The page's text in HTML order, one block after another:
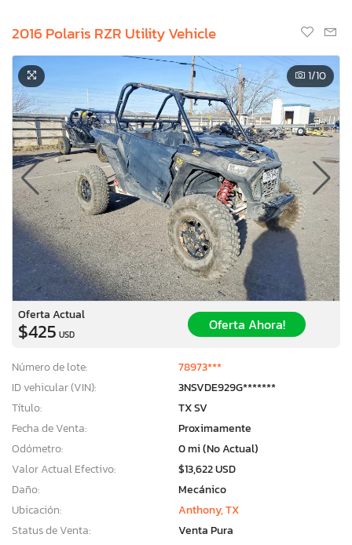
2016 Polaris RZR Utility Vehicle
1/10
Oferta Actual
$425 USD
Oferta Ahora!
Número de lote:
78973***
ID vehicular (VIN):
3NSVDE929G*******
Título:
TX SV
Fecha de Venta:
Proximamente
Odómetro:
0 mi (No Actual)
Valor Actual Efectivo:
$13,622 USD
Daño:
Mecánico
Ubicación:
Anthony, TX
Status de Venta:
Venta Pura